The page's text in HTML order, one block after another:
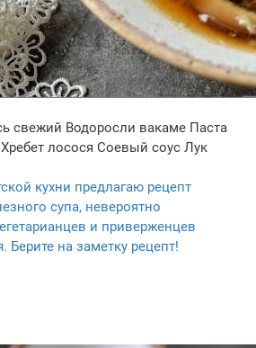
свежий Водоросли вакаме Паста
Хребет лосося Соевый соус Лук
кухни предлагаю рецепт
супа, невероятно
и приверженцев
Берите на заметку рецепт!